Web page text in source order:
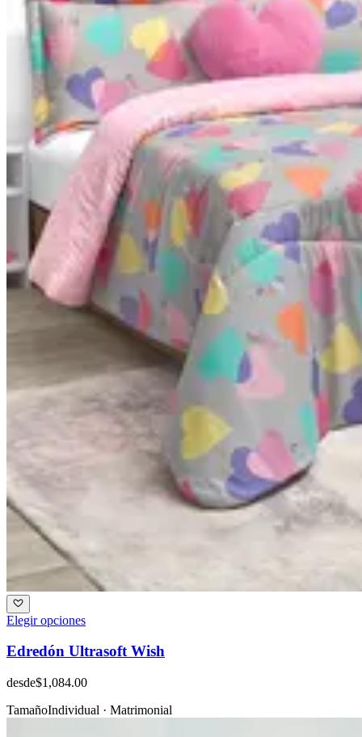
Elegir opciones
Edredón Ultrasoft Wish
desde$1,084.00
TamañoIndividual · Matrimonial